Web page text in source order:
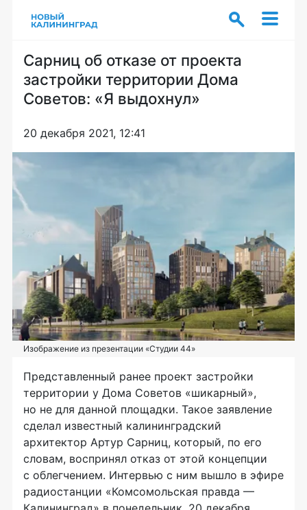
Сарниц об отказе от проекта
застройки территории Дома
Советов: «Я выдохнул»
20 декабря 2021, 12:41
Изображение из презентации «Студии 44»
Представленный ранее проект застройки
территории у Дома Советов «шикарный»,
но не для данной площадки. Такое заявление
сделал известный калининградский
архитектор Артур Сарниц, который, по его
словам, воспринял отказ от этой концепции
с облегчением. Интервью с ним вышло в эфире
радиостанции «Комсомольская правда —